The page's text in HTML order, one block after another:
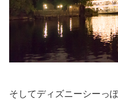
そしてディズニーシーっ